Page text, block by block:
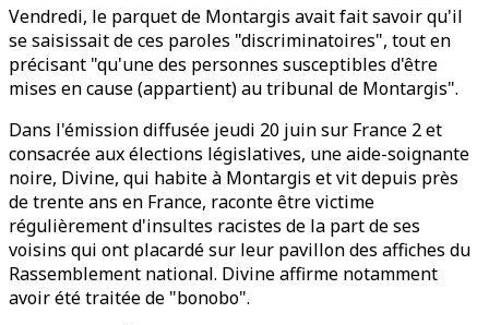
Vendredi, le parquet de Montargis avait fait savoir qu'il
se saisissait de ces paroles "discriminatoires", tout en
précisant "qu'une des personnes susceptibles d'être
mises en cause (appartient) au tribunal de Montargis".
Dans l'émission diffusée jeudi 20 juin sur France 2 et
consacrée aux élections législatives, une aide-soignante
noire, Divine, qui habite à Montargis et vit depuis près
de trente ans en France, raconte être victime
régulièrement d'insultes racistes de la part de ses
voisins qui ont placardé sur leur pavillon des affiches du
Rassemblement national. Divine affirme notamment
avoir été traitée de "bonobo".